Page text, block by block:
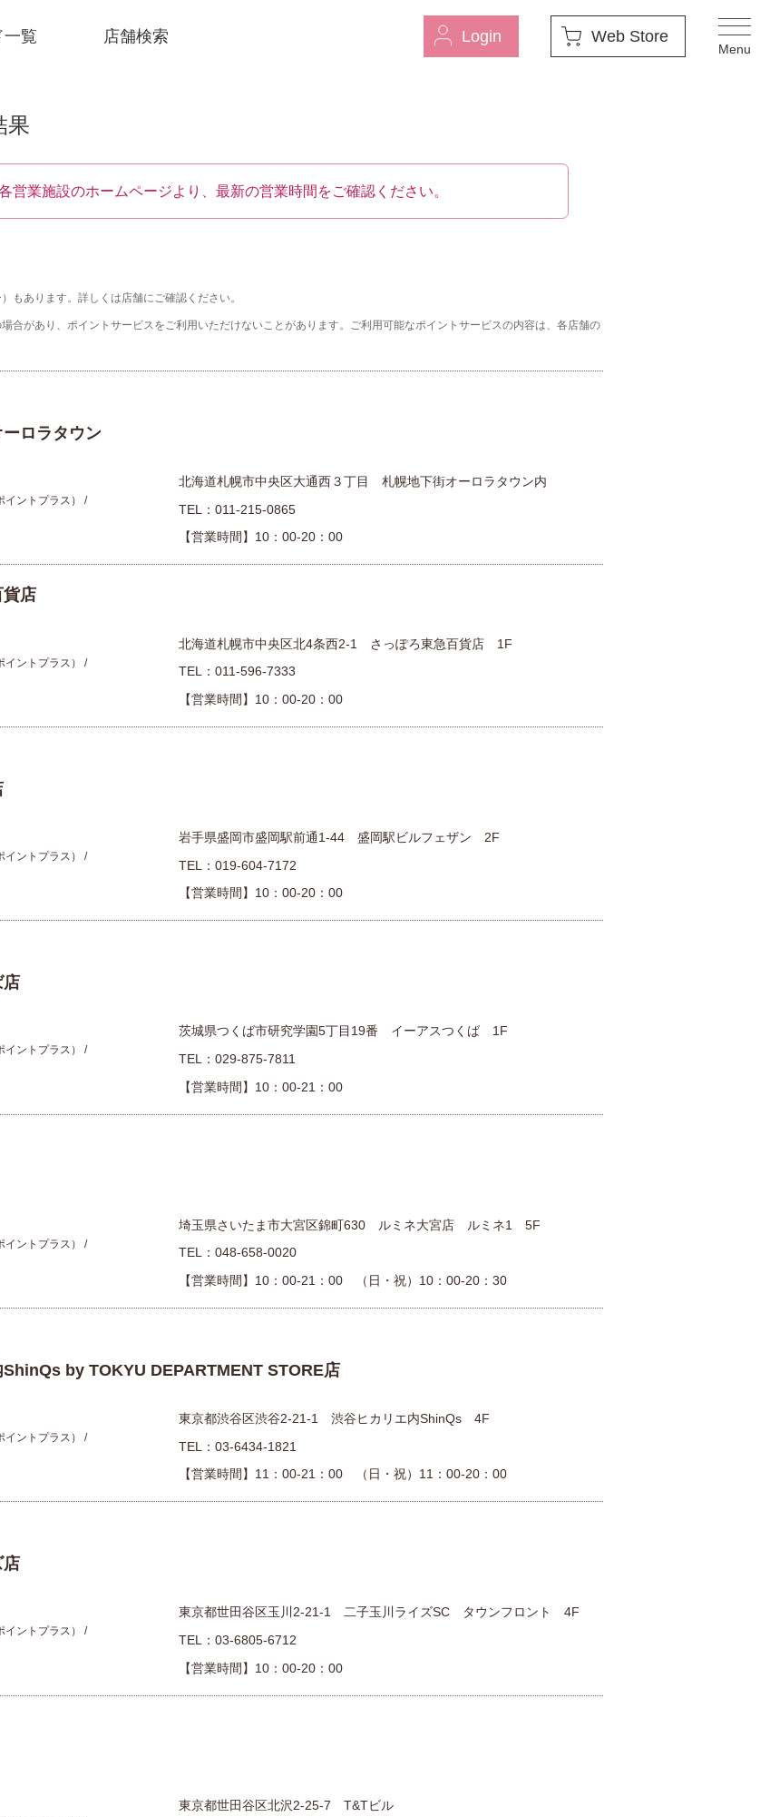
Login Web Store
一覧 店舗検索
メールニュース登録
お問い合わせ
果
営業施設のホームページより、最新の営業時間をご確認ください。
あります。詳しくは店舗にご確認ください。
合があり、ポイントサービスをご利用いただけないことがあります。ご利用可能なポイントサービスの内容は、各店舗の
ロラタウン
ントプラス）
北海道札幌市中央区大通西３丁目 札幌地下街オーロラタウン内
TEL： 011-215-0865
【営業時間】10：00-20：00
店
ントプラス）
北海道札幌市中央区北4条西2-1 さっぽろ東急百貨店 1F
TEL： 011-596-7333
【営業時間】10：00-20：00
ントプラス）
岩手県盛岡市盛岡駅前通1-44 盛岡駅ビルフェザン 2F
TEL： 019-604-7172
【営業時間】10：00-20：00
ントプラス）
茨城県つくば市研究学園5丁目19番 イーアスつくば 1F
TEL： 029-875-7811
【営業時間】10：00-21：00
ントプラス）
埼玉県さいたま市大宮区錦町630 ルミネ大宮店 ルミネ1 5F
TEL： 048-658-0020
【営業時間】10：00-21：00 （日・祝）10：00-20：30
by TOKYU DEPARTMENT STORE店
ントプラス）
東京都渋谷区渋谷2-21-1 渋谷ヒカリエ内ShinQs 4F
TEL： 03-6434-1821
【営業時間】11：00-21：00 （日・祝）11：00-20：00
ントプラス）
東京都世田谷区玉川2-21-1 二子玉川ライズSC タウンフロント 4F
TEL： 03-6805-6712
【営業時間】10：00-20：00
東京都世田谷区北沢2-25-7 T&Tビル